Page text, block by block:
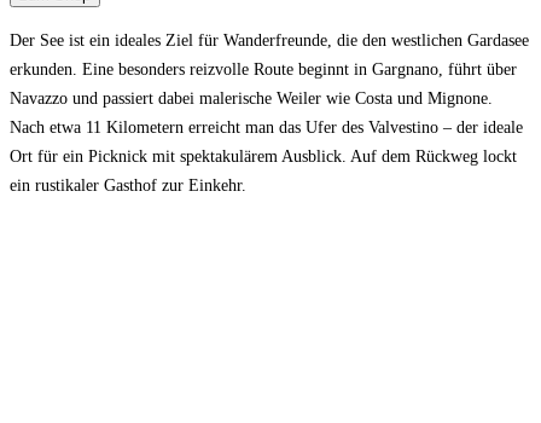
Der See ist ein ideales Ziel für Wanderfreunde, die den westlichen Gardasee
erkunden. Eine besonders reizvolle Route beginnt in Gargnano, führt über
Navazzo und passiert dabei malerische Weiler wie Costa und Mignone.
Nach etwa 11 Kilometern erreicht man das Ufer des Valvestino – der ideale
Ort für ein Picknick mit spektakulärem Ausblick. Auf dem Rückweg lockt
ein rustikaler Gasthof zur Einkehr.